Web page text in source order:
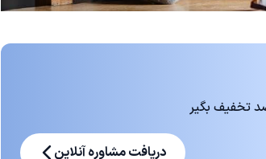
دریافت مشاوره آنلاین